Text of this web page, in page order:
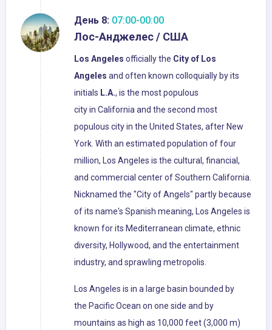
День 8: 07:00-00:00
Лос-Анджелес / США
Los Angeles officially the City of Los
Angeles and often known colloquially by its
initials L.A., is the most populous
city in California and the second most
populous city in the United States, after New
York. With an estimated population of four
million, Los Angeles is the cultural, financial,
and commercial center of Southern California.
Nicknamed the "City of Angels" partly because
of its name's Spanish meaning, Los Angeles is
known for its Mediterranean climate, ethnic
diversity, Hollywood, and the entertainment
industry, and sprawling metropolis.
Los Angeles is in a large basin bounded by
the Pacific Ocean on one side and by
mountains as high as 10,000 feet (3,000 m)